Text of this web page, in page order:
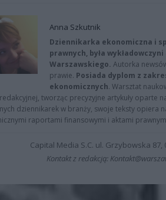
Anna Szkutnik
Dziennikarka ekonomiczna i
prawnych, była
Warszawskiego. Autorka
prawie. Posiada dyplom z
ekonomicznych. Warsztat
tworząc precyzyjne artykuły oparte
dziennikarek w branży, swoje teksty opiera
raportami finansowymi i aktami
Capital Media S.C. ul. Grzybowska 87,
Kontakt z redakcją: